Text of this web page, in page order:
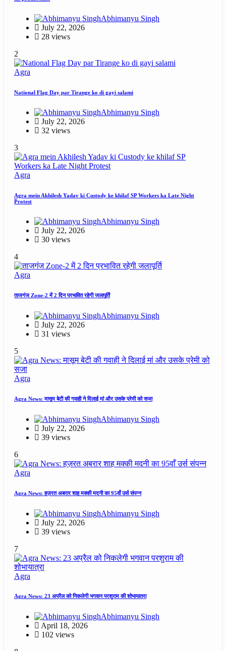
Abhimanyu Singh
July 22, 2026
28 views
2
Agra
National Flag Day par Tirange ko di gayi salami
Abhimanyu Singh
July 22, 2026
32 views
3
Agra
Agra mein Akhilesh Yadav ki Custody ke khilaf SP Workers ka Late Night
Protest
Abhimanyu Singh
July 22, 2026
30 views
4
Agra
ताजगंज Zone-2 में 2 दिन प्रभावित रहेगी जलापूर्ति
Abhimanyu Singh
July 22, 2026
31 views
5
Agra
Agra News: मासूम बेटी की गवाही ने दिलाई मां और उसके प्रेमी को सजा
Abhimanyu Singh
July 22, 2026
39 views
6
Agra
Agra News: हज़रत अबरार शाह मक्की मदनी का 95वाँ उर्स संपन्न
Abhimanyu Singh
July 22, 2026
39 views
7
Agra
Agra News: 23 अप्रैल को निकलेगी भगवान परशुराम की शोभायात्रा
Abhimanyu Singh
April 18, 2026
102 views